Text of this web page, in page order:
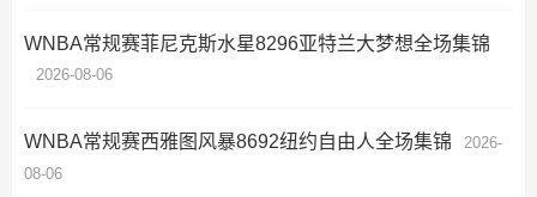
WNBA常规赛菲尼克斯水星8296亚特兰大梦想全场集锦
2026-08-06
WNBA常规赛西雅图风暴8692纽约自由人全场集锦
2026-
08-06